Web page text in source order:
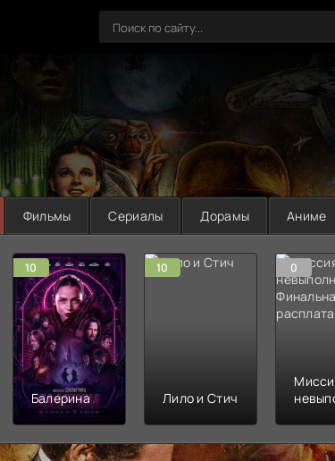
Фильмы Сериалы Дорамы Аниме
10
Балерина
10
Лило и Стич
0